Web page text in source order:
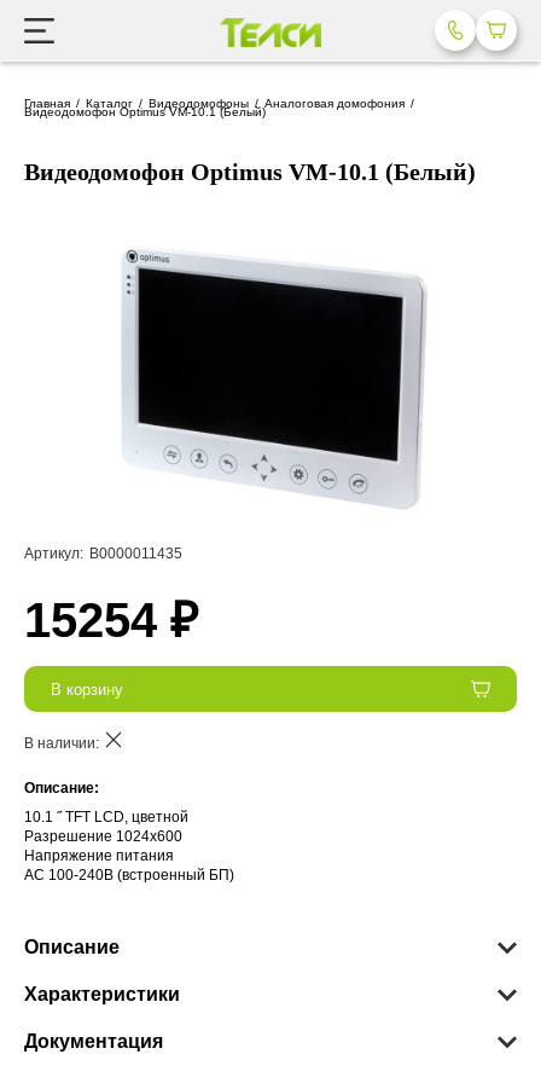
Главная Каталог Видеодомофоны Аналоговая домофония
Видеодомофон Optimus VM-10.1 (Белый)
Видеодомофон Optimus VM-10.1 (Белый)
Артикул: В0000011435
15254 ₽
В корзину
В наличии:
Описание:
10.1 ˝ TFT LCD, цветной
Разрешение 1024x600
Напряжение питания
АС 100-240В (встроенный БП)
Описание
Характеристики
Документация